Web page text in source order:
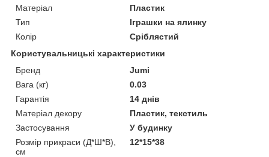
Матеріал
Пластик
Тип
Іграшки на ялинку
Колір
Сріблястий
Користувальницькі характеристики
Бренд
Jumi
Вага (кг)
0.03
Гарантія
14 днів
Матеріал декору
Пластик, текстиль
Застосування
У будинку
Розмір прикраси (Д*Ш*В),
см
12*15*38